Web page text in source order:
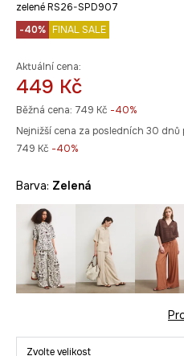
zelené RS26-SPD907
-40% FINAL SALE
Aktuální cena:
449 Kč
Běžná cena: 749 Kč -40%
Nejnižší cena za posledních 30
749 Kč -40%
Barva: zelená
Zvolte velikost